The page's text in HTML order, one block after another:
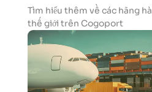
Tìm hiểu thêm về các hãng
thế giới trên Cogoport